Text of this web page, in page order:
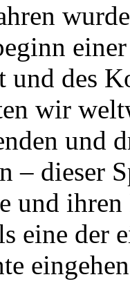
des
wir
und
– dieser
und
eine der